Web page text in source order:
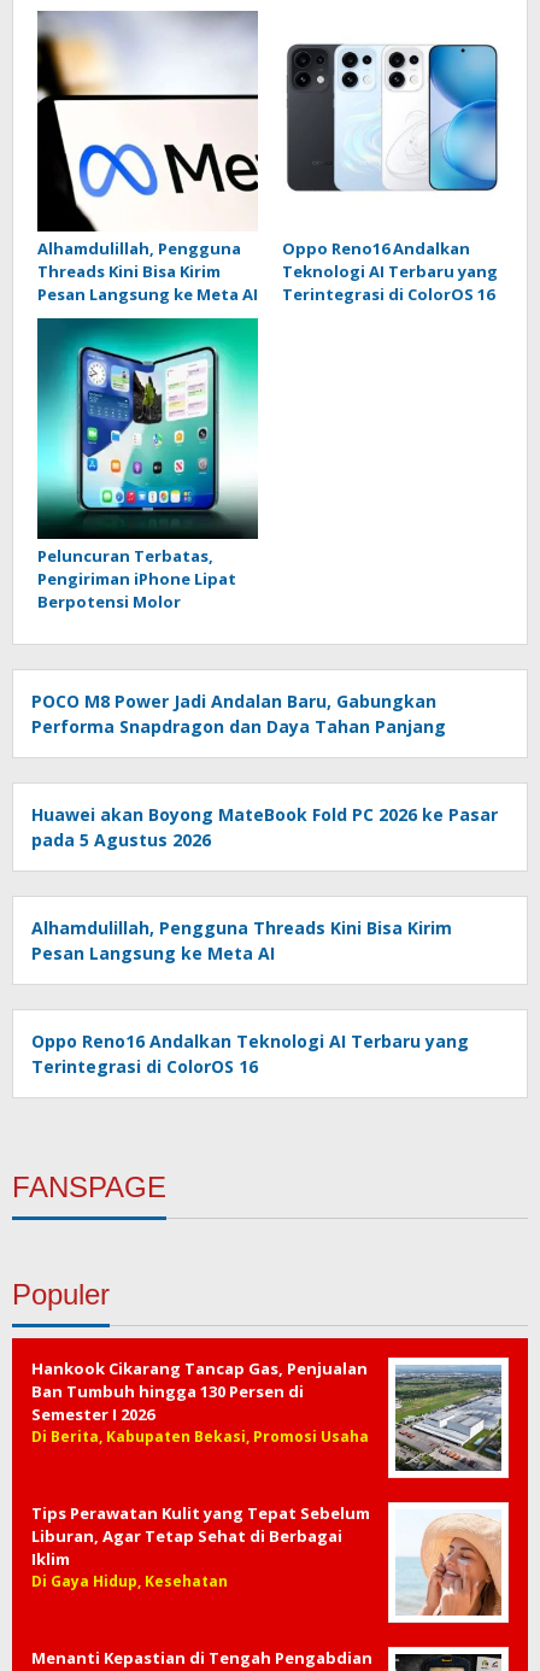
Alhamdulillah, Pengguna
Threads Kini Bisa Kirim
Pesan Langsung ke Meta AI
Oppo Reno16 Andalkan
Teknologi AI Terbaru yang
Terintegrasi di ColorOS 16
Peluncuran Terbatas,
Pengiriman iPhone Lipat
Berpotensi Molor
POCO M8 Power Jadi Andalan Baru, Gabungkan
Performa Snapdragon dan Daya Tahan Panjang
Huawei akan Boyong MateBook Fold PC 2026 ke Pasar
pada 5 Agustus 2026
Alhamdulillah, Pengguna Threads Kini Bisa Kirim
Pesan Langsung ke Meta AI
Oppo Reno16 Andalkan Teknologi AI Terbaru yang
Terintegrasi di ColorOS 16
FANSPAGE
Populer
Hankook Cikarang Tancap Gas, Penjualan
Ban Tumbuh hingga 130 Persen di
Semester I 2026
Di Berita, Kabupaten Bekasi, Promosi Usaha
Tips Perawatan Kulit yang Tepat Sebelum
Liburan, Agar Tetap Sehat di Berbagai
Iklim
Di Gaya Hidup, Kesehatan
Menanti Kepastian di Tengah Pengabdian